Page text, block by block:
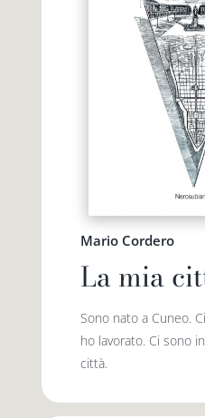
Mario Cordero
La mia
Sono nato a Cuneo.
ho lavorato. Ci sono
città.